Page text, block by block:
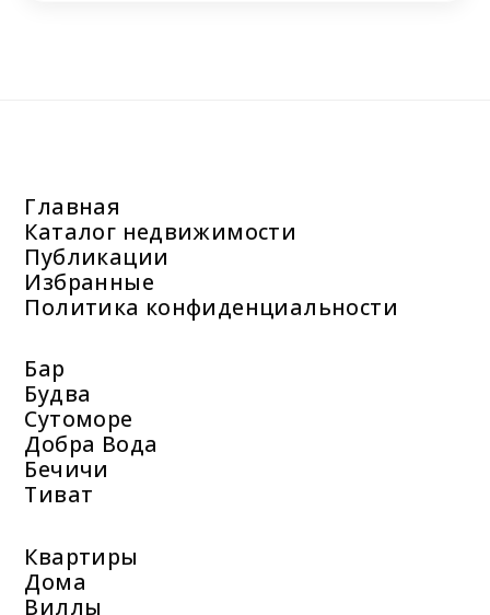
Главная
Каталог недвижимости
Публикации
Избранные
Политика конфиденциальности
Бар
Будва
Сутоморе
Добра Вода
Бечичи
Тиват
Квартиры
Дома
Виллы